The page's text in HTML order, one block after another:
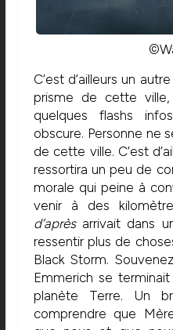
C’est d’ailleurs un
prisme de cette
quelques flashs
obscure. Personne ne
de cette ville. C’est
ressortira un peu de
morale qui peine à
venir à des
d’aprèsarrivait dans
ressentir plus de
Black Storm.
Emmerich se
planète Terre. Un
comprendre que